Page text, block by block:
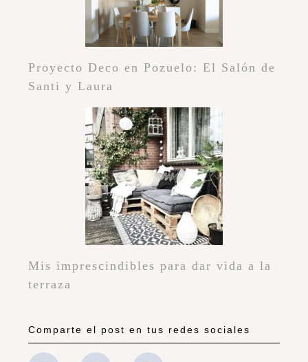
Proyecto Deco en Pozuelo: El Salón de
Santi y Laura
Mis imprescindibles para dar vida a la
terraza
Comparte el post en tus redes sociales